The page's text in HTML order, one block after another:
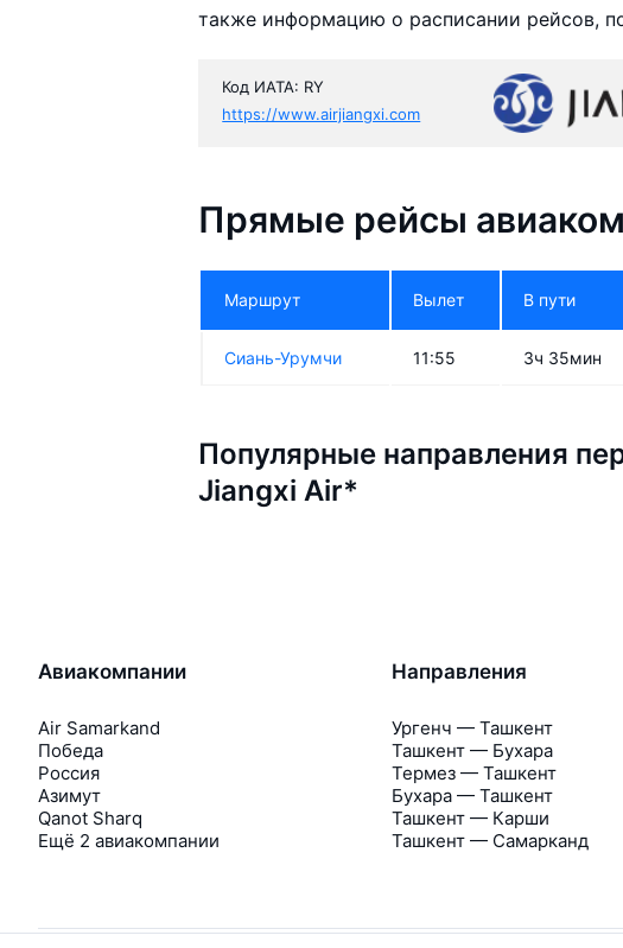
также информацию о расписании рейсов,
Код ИАТА: RY
https://www.airjiangxi.com
Прямые рейсы
Маршрут Вылет В пути
Сиань-Урумчи 11:55 3ч 35мин
Популярные направления
Jiangxi Air*
Авиакомпании
Air Samarkand
Победа
Россия
Азимут
Qanot Sharq
Ещё 2 авиакомпании
Направления
Ургенч — Ташкент
Ташкент — Бухара
Термез — Ташкент
Бухара — Ташкент
Ташкент — Карши
Ташкент — Самарканд